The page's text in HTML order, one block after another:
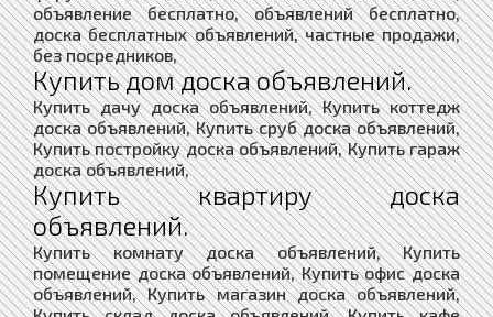
объявление бесплатно, объявлений бесплатно,
доска бесплатных объявлений, частные продажи,
без посредников,
Купить дом доска объявлений.
Купить дачу доска объявлений, Купить коттедж
доска объявлений, Купить сруб доска объявлений,
Купить постройку доска объявлений, Купить гараж
доска объявлений,
Купить квартиру доска
объявлений.
Купить комнату доска объявлений, Купить
помещение доска объявлений, Купить офис доска
объявлений, Купить магазин доска объявлений,